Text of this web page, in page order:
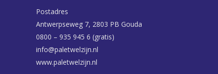
Postadres
Antwerpseweg 7, 2803 PB Gouda
0800 – 935 945 6 (gratis)
info@paletwelzijn.nl
www.paletwelzijn.nl